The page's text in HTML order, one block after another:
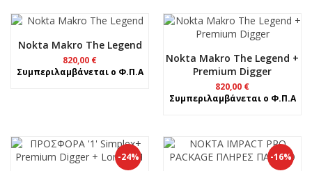
Nokta Makro The Legend
820,00 €
Συμπεριλαμβάνεται ο Φ.Π.Α
Nokta Makro The Legend +
Premium Digger
820,00 €
Συμπεριλαμβάνεται ο Φ.Π.Α
-24% -16%